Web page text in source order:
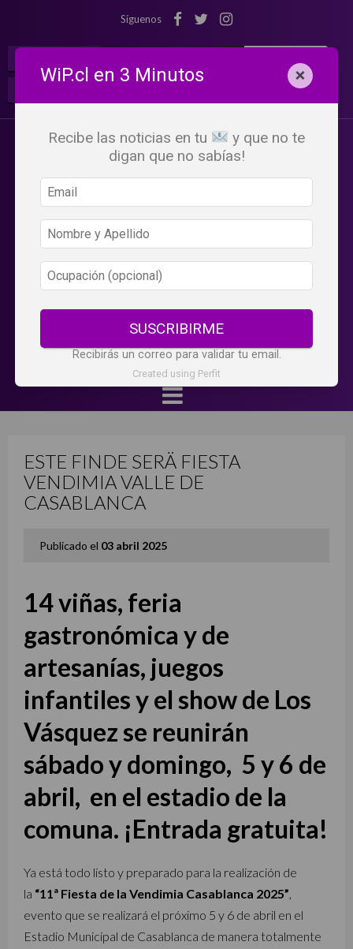
Síguenos
ESTE FINDE SERÄ FIESTA
VENDIMIA VALLE DE
CASABLANCA
Publicado el 03 abril 2025
14 viñas, feria
gastronómica y de
artesanías, juegos
infantiles y el show de Los
Vásquez se reunirán
sábado y domingo, 5 y 6 de
abril, en el estadio de la
comuna. ¡Entrada gratuita!
Ya está todo listo y preparado para la realización de
la “11ª Fiesta de la Vendimia Casablanca 2025”,
evento que se realizará el próximo 5 y 6 de abril en el
Estadio Municipal de Casablanca de manera totalmente
WiP.cl en 3 Minutos ×
Recibe las noticias en tu
y que no te
digan que no sabías!
SUSCRIBIRME
Recibirás un correo para validar tu email.
Created using Perfit